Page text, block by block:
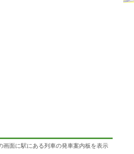
画面に駅にある列車の発車案内板を表示